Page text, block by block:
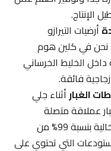
التيرازو
في كلين هوم
الخليط الخرساني
فائقة.
أثناء جلي
عملاقة متصلة
بماكينات الجلي، مما يضمن بيئة عمل خالية بنسبة 99% من
التي تحتوي على